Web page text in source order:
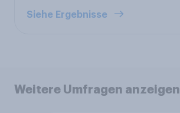
Siehe Ergebnisse
Weitere Umfragen anzeigen